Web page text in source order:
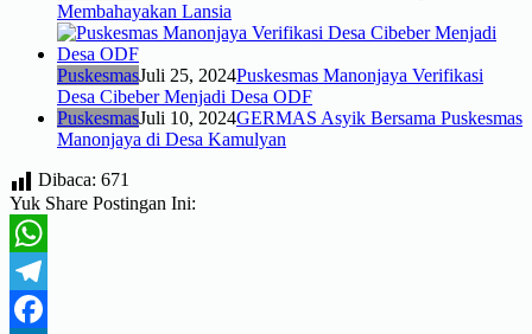
Membahayakan Lansia
PuskesmasJuli 25, 2024Puskesmas Manonjaya Verifikasi
Desa Cibeber Menjadi Desa ODF
PuskesmasJuli 10, 2024GERMAS Asyik Bersama Puskesmas
Manonjaya di Desa Kamulyan
Dibaca: 671
Yuk Share Postingan Ini:
WhatsApp
Telegram